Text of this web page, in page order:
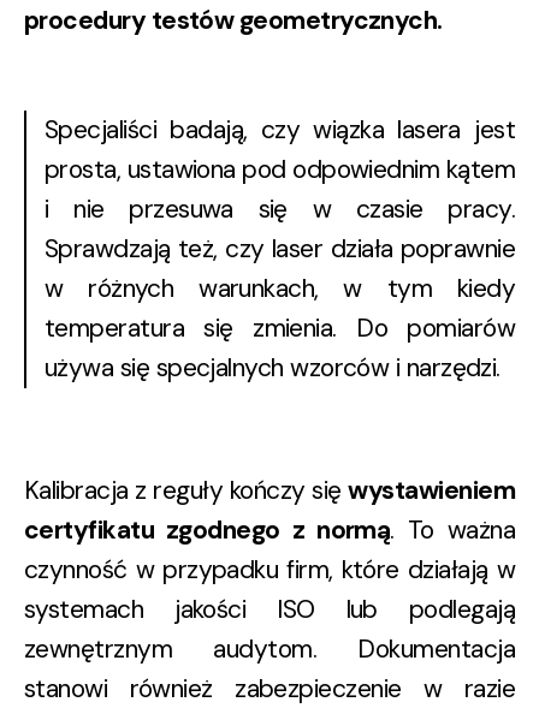
procedury testów geometrycznych.
Specjaliści badają, czy wiązka lasera jest
prosta, ustawiona pod odpowiednim kątem
i nie przesuwa się w czasie pracy.
Sprawdzają też, czy laser działa poprawnie
w różnych warunkach, w tym kiedy
temperatura się zmienia. Do pomiarów
używa się specjalnych wzorców i narzędzi.
Kalibracja z reguły kończy sięwystawieniem
certyfikatu zgodnego z normą. To ważna
czynność w przypadku firm, które działają w
systemach jakości ISO lub podlegają
zewnętrznym audytom. Dokumentacja
stanowi również zabezpieczenie w razie